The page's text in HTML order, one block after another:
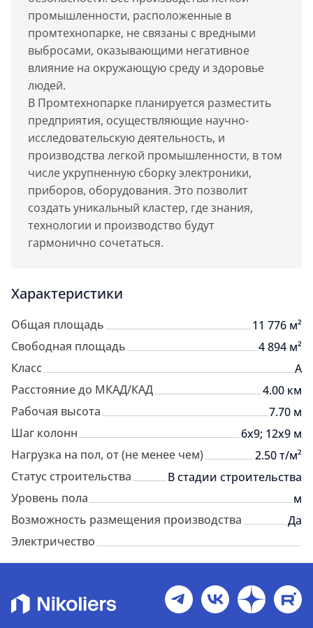
промышленности, расположенные в
промтехнопарке, не связаны с вредными
выбросами, оказывающими негативное
влияние на окружающую среду и здоровье
людей.
В Промтехнопарке планируется разместить
предприятия, осуществляющие научно-
исследовательскую деятельность, и
производства легкой промышленности, в том
числе укрупненную сборку электроники,
приборов, оборудования. Это позволит
создать уникальный кластер, где знания,
технологии и производство будут
гармонично сочетаться.
Характеристики
Общая площадь
11 776 м²
Свободная площадь
4 894 м²
Класс
A
Расстояние до МКАД/КАД
4.00 км
Рабочая высота
7.70 м
Шаг колонн
6х9; 12х9 м
Нагрузка на пол, от (не менее чем)
2.50 т/м²
Статус строительства
В стадии строительства
Уровень пола
м
Возможность размещения производства
Да
Электричество